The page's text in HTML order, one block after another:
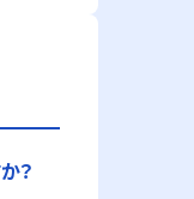
？